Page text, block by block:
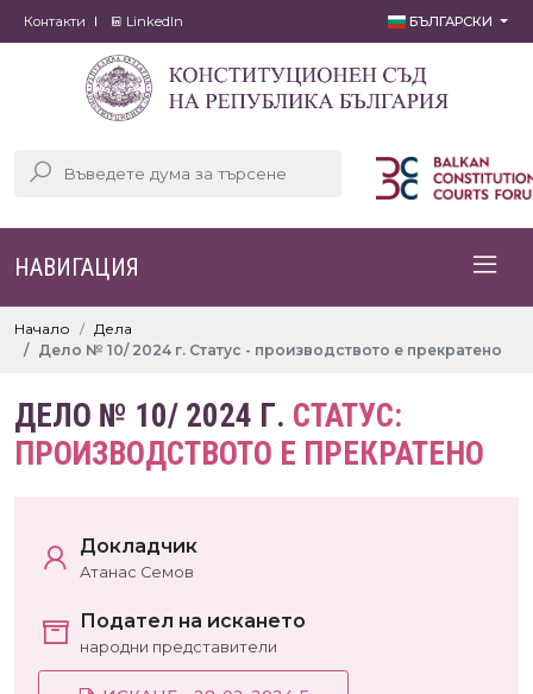
Контакти LinkedIn БЪЛГАРСКИ
НАВИГАЦИЯ
Начало
Дела
Дело № 10/ 2024 г. Статус - производството е прекратено
ДЕЛО № 10/ 2024 Г. СТАТУС:
ПРОИЗВОДСТВОТО Е ПРЕКРАТЕНО
Докладчик
Атанас Семов
Подател на искането
народни представители